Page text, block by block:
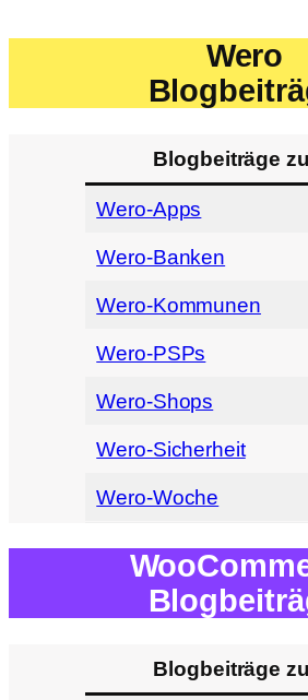
Wero
Blogbeiträge
Wero-Apps
Wero-Banken
Wero-Kommunen
Wero-PSPs
Wero-Shops
Wero-Sicherheit
Wero-Woche
Blogbeiträge